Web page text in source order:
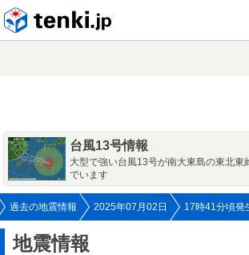
台風13号情報
大型で強い台風13号が南大東島の東北東
でいます
過去の地震情報 2025年07月02日 17時41分頃発
地震情報